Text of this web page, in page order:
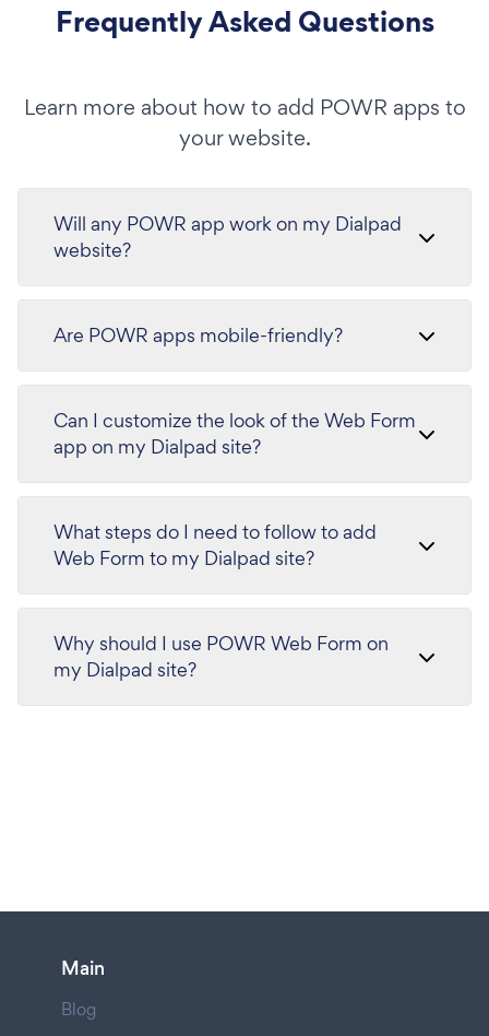
Frequently Asked Questions
Learn more about how to add POWR apps to
your website.
Will any POWR app work on my Dialpad
website?
Are POWR apps mobile-friendly?
Can I customize the look of the Web Form
app on my Dialpad site?
What steps do I need to follow to add
Web Form to my Dialpad site?
Why should I use POWR Web Form on
my Dialpad site?
Main
Blog